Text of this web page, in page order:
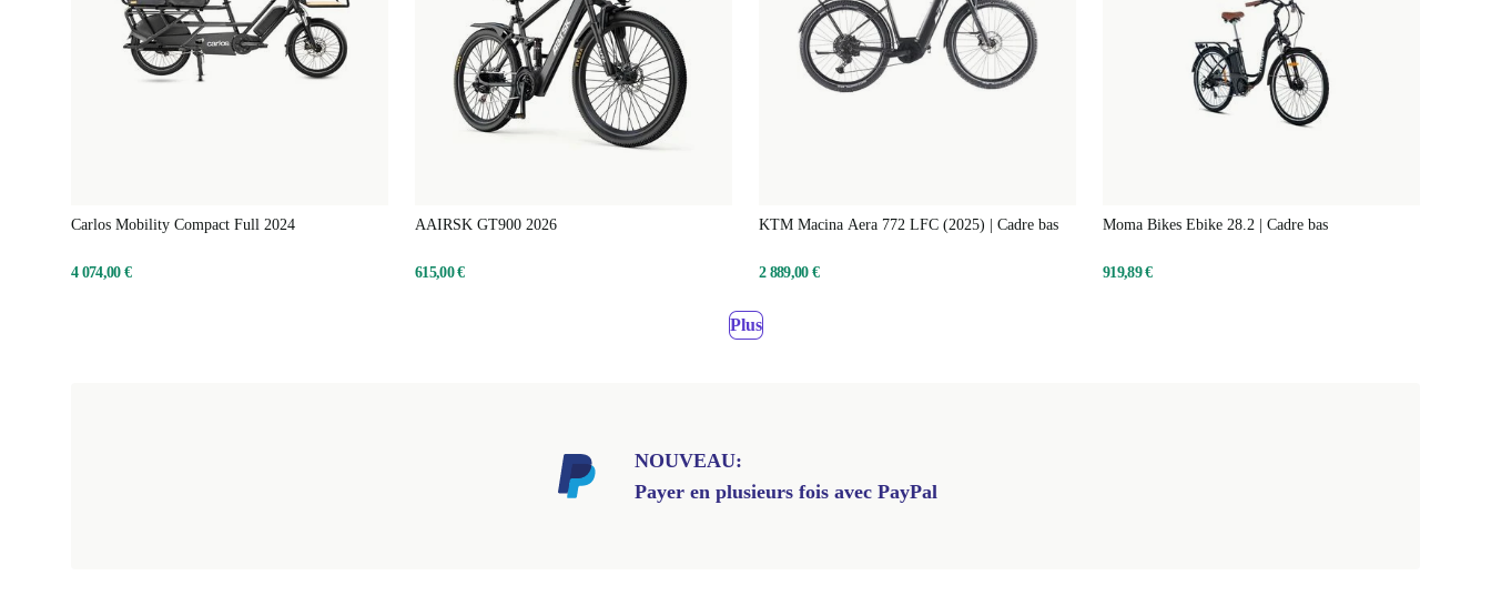
Carlos Mobility Compact Full 2024
4 074,00 €
AAIRSK GT900 2026
615,00 €
KTM Macina Aera 772 LFC (2025) | Cadre bas
2 889,00 €
Moma Bikes Ebike 28.2 | Cadre bas
919,89 €
Plus
NOUVEAU:
Payer en plusieurs fois avec PayPal